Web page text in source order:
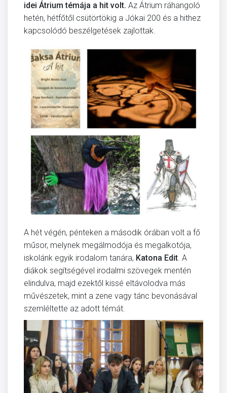
idei Átrium témája a hit volt. Az Átrium ráhangoló
hetén, hétfőtől csütörtökig a Jókai 200 és a hithez
kapcsolódó beszélgetések zajlottak.
A hét végén, pénteken a második órában volt a fő
műsor, melynek megálmodója és megalkotója,
iskolánk egyik irodalom tanára, Katona Edit. A
diákok segítségével irodalmi szövegek mentén
elindulva, majd ezektől kissé eltávolodva más
művészetek, mint a zene vagy tánc bevonásával
szemléltette az adott témát.